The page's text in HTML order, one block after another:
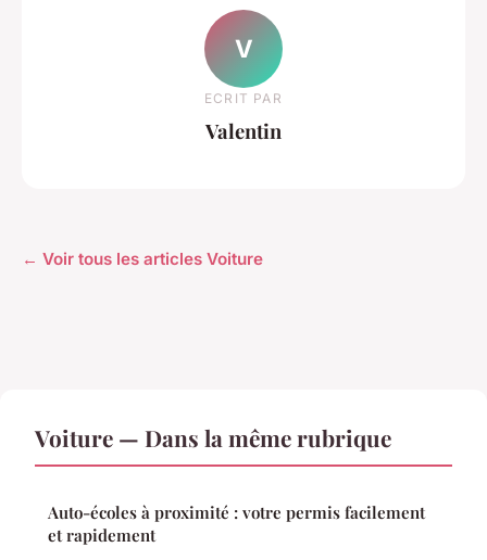
V
ECRIT PAR
Valentin
← Voir tous les articles Voiture
Voiture — Dans la même rubrique
Auto-écoles à proximité : votre permis facilement
et rapidement